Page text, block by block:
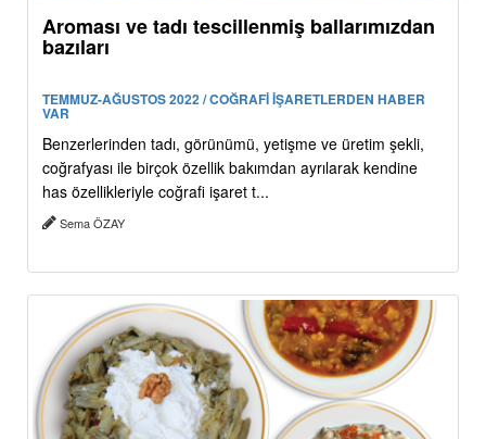
Aroması ve tadı tescillenmiş ballarımızdan
bazıları
TEMMUZ-AĞUSTOS 2022 / COĞRAFİ İŞARETLERDEN HABER
VAR
Benzerlerinden tadı, görünümü, yetişme ve üretim şekli,
coğrafyası ile birçok özellik bakımdan ayrılarak kendine
has özellikleriyle coğrafi işaret t...
Sema ÖZAY